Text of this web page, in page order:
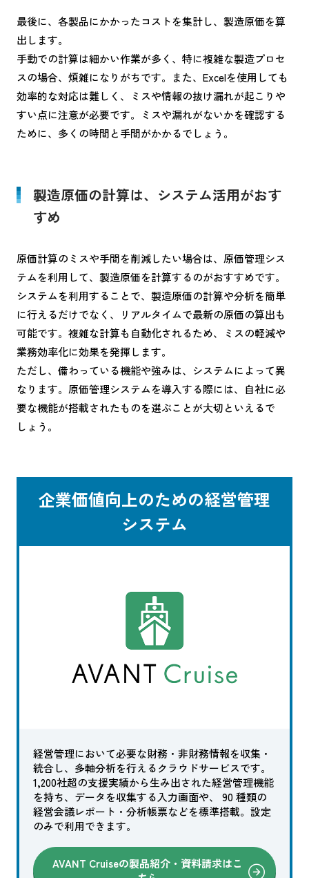
最後に、各製品にかかったコストを集計し、製造原価を算
出します。
手動での計算は細かい作業が多く、特に複雑な製造プロセ
スの場合、煩雑になりがちです。また、Excelを使用しても
効率的な対応は難しく、ミスや情報の抜け漏れが起こりや
すい点に注意が必要です。ミスや漏れがないかを確認する
ために、多くの時間と手間がかかるでしょう。
製造原価の計算は、システム活用がおす
すめ
原価計算のミスや手間を削減したい場合は、原価管理シス
テムを利用して、製造原価を計算するのがおすすめです。
システムを利用することで、製造原価の計算や分析を簡単
に行えるだけでなく、リアルタイムで最新の原価の算出も
可能です。複雑な計算も自動化されるため、ミスの軽減や
業務効率化に効果を発揮します。
ただし、備わっている機能や強みは、システムによって異
なります。原価管理システムを導入する際には、自社に必
要な機能が搭載されたものを選ぶことが大切といえるで
しょう。
企業価値向上のための経営管理
システム
経営管理において必要な財務・非財務情報を収集・
統合し、多軸分析を行えるクラウドサービスです。
1,200社超の支援実績から生み出された経営管理機能
を持ち、データを収集する入力画面や、 90 種類の
経営会議レポート・分析帳票などを標準搭載。設定
のみで利用できます。
AVANT Cruiseの製品紹介・資料請求はこ